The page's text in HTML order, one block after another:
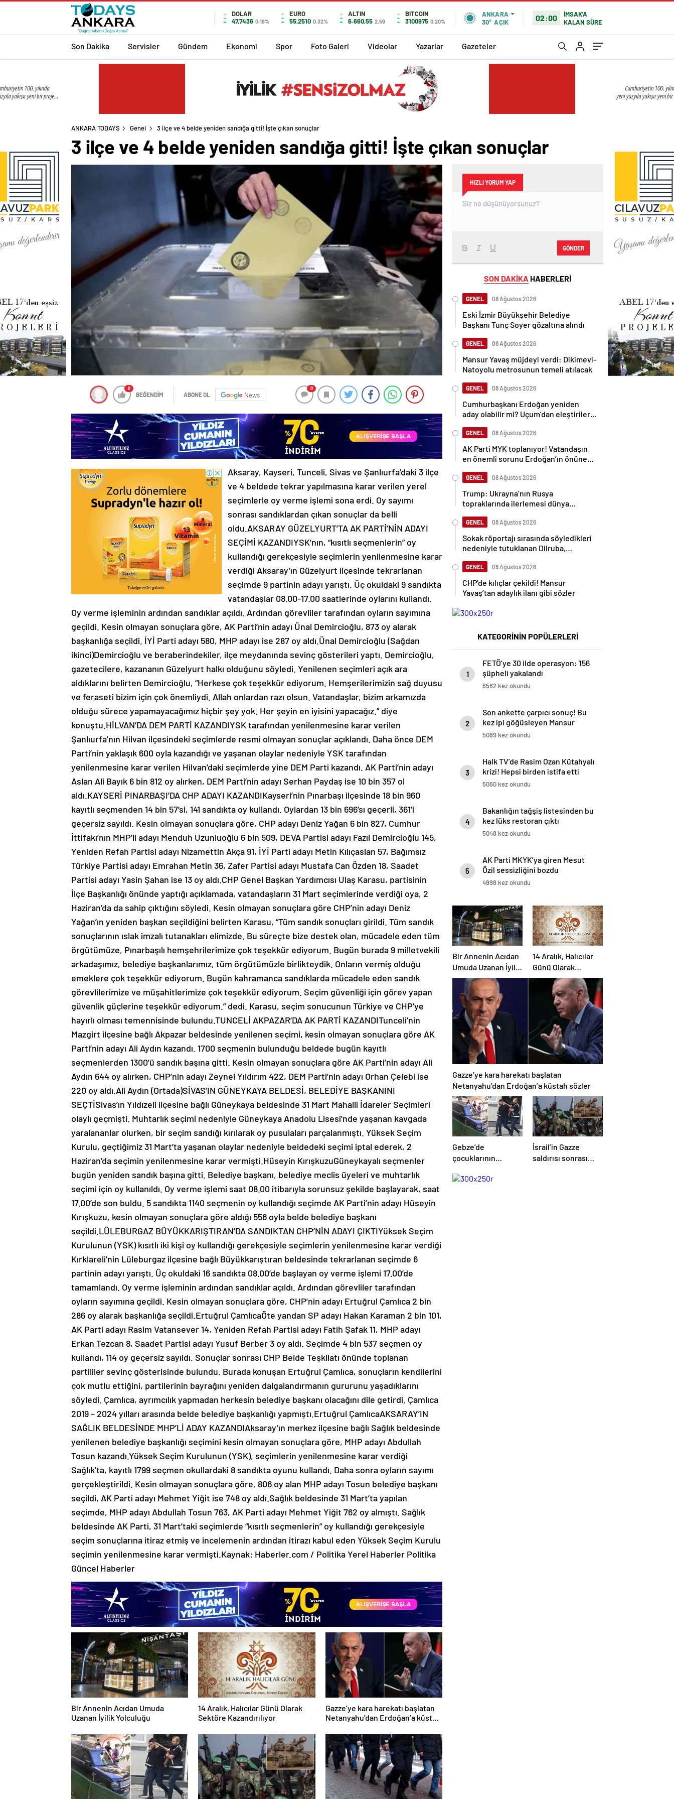
DOLAR
47,7436 0.18%
EURO
55,2510 0.32%
ALTIN
6.660,55 2,59
BITCOIN
3100975 0,20%
ANKARA
30° AÇIK 02:00
İMSAK'A
KALAN SÜRE
Son Dakika Servisler Gündem Ekonomi Spor Foto Galeri Videolar Yazarlar Gazeteler
ANKARA TODAYS Genel 3 ilçe ve 4 belde yeniden sandığa gitti! İşte çıkan sonuçlar
3 ilçe ve 4 belde yeniden sandığa gitti! İşte çıkan sonuçlar
0
BEĞENDİM ABONE OL News
0
Aksaray, Kayseri, Tunceli, Sivas ve Şanlıurfa’daki 3 ilçe
ve 4 beldede tekrar yapılmasına karar verilen yerel
seçimlerle oy verme işlemi sona erdi. Oy sayımı
sonrası sandıklardan çıkan sonuçlar da belli
oldu.AKSARAY GÜZELYURT’TA AK PARTİ’NİN ADAYI
SEÇİMİ KAZANDIYSK’nın, “kısıtlı seçmenlerin” oy
kullandığı gerekçesiyle seçimlerin yenilenmesine karar
verdiği Aksaray’ın Güzelyurt ilçesinde tekrarlanan
seçimde 9 partinin adayı yarıştı. Üç okuldaki 9 sandıkta
vatandaşlar 08.00-17.00 saatlerinde oylarını kullandı.
Oy verme işleminin ardından sandıklar açıldı. Ardından görevliler tarafından oyların sayımına
geçildi. Kesin olmayan sonuçlara göre, AK Parti’nin adayı Ünal Demircioğlu, 873 oy alarak
başkanlığa seçildi. İYİ Parti adayı 580, MHP adayı ise 287 oy aldı.Ünal Demircioğlu (Sağdan
ikinci)Demircioğlu ve beraberindekiler, ilçe meydanında sevinç gösterileri yaptı. Demircioğlu,
gazetecilere, kazananın Güzelyurt halkı olduğunu söyledi. Yenilenen seçimleri açık ara
aldıklarını belirten Demircioğlu, “Herkese çok teşekkür ediyorum. Hemşerilerimizin sağ duyusu
ve feraseti bizim için çok önemliydi. Allah onlardan razı olsun. Vatandaşlar, bizim arkamızda
olduğu sürece yapamayacağımız hiçbir şey yok. Her şeyin en iyisini yapacağız.” diye
konuştu.HİLVAN’DA DEM PARTİ KAZANDIYSK tarafından yenilenmesine karar verilen
Şanlıurfa’nın Hilvan ilçesindeki seçimlerde resmi olmayan sonuçlar açıklandı. Daha önce DEM
Parti’nin yaklaşık 600 oyla kazandığı ve yaşanan olaylar nedeniyle YSK tarafından
yenilenmesine karar verilen Hilvan’daki seçimlerde yine DEM Parti kazandı. AK Parti’nin adayı
Aslan Ali Bayık 6 bin 812 oy alırken, DEM Parti’nin adayı Serhan Paydaş ise 10 bin 357 ol
aldı.KAYSERİ PINARBAŞI’DA CHP ADAYI KAZANDIKayseri’nin Pınarbaşı ilçesinde 18 bin 960
kayıtlı seçmenden 14 bin 57’si, 141 sandıkta oy kullandı. Oylardan 13 bin 696’sı geçerli, 361’i
geçersiz sayıldı. Kesin olmayan sonuçlara göre, CHP adayı Deniz Yağan 6 bin 827, Cumhur
İttifakı’nın MHP’li adayı Menduh Uzunluoğlu 6 bin 509, DEVA Partisi adayı Fazıl Demircioğlu 145,
Yeniden Refah Partisi adayı Nizamettin Akça 91, İYİ Parti adayı Metin Kılıçaslan 57, Bağımsız
Türkiye Partisi adayı Emrahan Metin 36, Zafer Partisi adayı Mustafa Can Özden 18, Saadet
Partisi adayı Yasin Şahan ise 13 oy aldı.CHP Genel Başkan Yardımcısı Ulaş Karasu, partisinin
İlçe Başkanlığı önünde yaptığı açıklamada, vatandaşların 31 Mart seçimlerinde verdiği oya, 2
Haziran’da da sahip çıktığını söyledi. Kesin olmayan sonuçlara göre CHP’nin adayı Deniz
Yağan’ın yeniden başkan seçildiğini belirten Karasu, “Tüm sandık sonuçları girildi. Tüm sandık
sonuçlarının ıslak imzalı tutanakları elimizde. Bu süreçte bize destek olan, mücadele eden tüm
örgütümüze, Pınarbaşılı hemşehrilerimize çok teşekkür ediyorum. Bugün burada 9 milletvekili
arkadaşımız, belediye başkanlarımız, tüm örgütümüzle birlikteydik. Onların vermiş olduğu
emeklere çok teşekkür ediyorum. Bugün kahramanca sandıklarda mücadele eden sandık
görevlilerimize ve müşahitlerimize çok teşekkür ediyorum. Seçim güvenliği için görev yapan
güvenlik güçlerine teşekkür ediyorum.” dedi. Karasu, seçim sonucunun Türkiye ve CHP’ye
hayırlı olması temennisinde bulundu.TUNCELİ AKPAZAR’DA AK PARTİ KAZANDITunceli’nin
Mazgirt ilçesine bağlı Akpazar beldesinde yenilenen seçimi, kesin olmayan sonuçlara göre AK
Parti’nin adayı Ali Aydın kazandı. 1700 seçmenin bulunduğu beldede bugün kayıtlı
seçmenlerden 1300’ü sandık başına gitti. Kesin olmayan sonuçlara göre AK Parti’nin adayı Ali
Aydın 644 oy alırken, CHP’nin adayı Zeynel Yıldırım 422, DEM Parti’nin adayı Orhan Çelebi ise
220 oy aldı.Ali Aydın (Ortada)SİVAS’IN GÜNEYKAYA BELDESİ, BELEDİYE BAŞKANINI
SEÇTİSivas’ın Yıldızeli ilçesine bağlı Güneykaya beldesinde 31 Mart Mahalli İdareler Seçimleri
olaylı geçmişti. Muhtarlık seçimi nedeniyle Güneykaya Anadolu Lisesi’nde yaşanan kavgada
yaralananlar olurken, bir seçim sandığı kırılarak oy pusulaları parçalanmıştı. Yüksek Seçim
Kurulu, geçtiğimiz 31 Mart’ta yaşanan olaylar nedeniyle beldedeki seçimi iptal ederek, 2
Haziran’da seçimin yenilenmesine karar vermişti.Hüseyin KırışkuzuGüneykayalı seçmenler
bugün yeniden sandık başına gitti. Belediye başkanı, belediye meclis üyeleri ve muhtarlık
seçimi için oy kullanıldı. Oy verme işlemi saat 08.00 itibarıyla sorunsuz şekilde başlayarak, saat
17.00’de son buldu. 5 sandıkta 1140 seçmenin oy kullandığı seçimde AK Parti’nin adayı Hüseyin
Kırışkuzu, kesin olmayan sonuçlara göre aldığı 556 oyla belde belediye başkanı
seçildi.LÜLEBURGAZ BÜYÜKKARIŞTIRAN’DA SANDIKTAN CHP’NİN ADAYI ÇIKTIYüksek Seçim
Kurulunun (YSK) kısıtlı iki kişi oy kullandığı gerekçesiyle seçimlerin yenilenmesine karar verdiği
Kırklareli’nin Lüleburgaz ilçesine bağlı Büyükkarıştıran beldesinde tekrarlanan seçimde 6
partinin adayı yarıştı. Üç okuldaki 16 sandıkta 08.00’de başlayan oy verme işlemi 17.00’de
tamamlandı. Oy verme işleminin ardından sandıklar açıldı. Ardından görevliler tarafından
oyların sayımına geçildi. Kesin olmayan sonuçlara göre, CHP’nin adayı Ertuğrul Çamlıca 2 bin
286 oy alarak başkanlığa seçildi.Ertuğrul ÇamlıcaÖte yandan SP adayı Hakan Karaman 2 bin 101,
AK Parti adayı Rasim Vatansever 14, Yeniden Refah Partisi adayı Fatih Şafak 11, MHP adayı
Erkan Tezcan 8, Saadet Partisi adayı Yusuf Berber 3 oy aldı. Seçimde 4 bin 537 seçmen oy
kullandı, 114 oy geçersiz sayıldı. Sonuçlar sonrası CHP Belde Teşkilatı önünde toplanan
partililer sevinç gösterisinde bulundu. Burada konuşan Ertuğrul Çamlıca, sonuçların kendilerini
çok mutlu ettiğini, partilerinin bayrağını yeniden dalgalandırmanın gururunu yaşadıklarını
söyledi. Çamlıca, ayrımcılık yapmadan herkesin belediye başkanı olacağını dile getirdi. Çamlıca
2019 – 2024 yılları arasında belde belediye başkanlığı yapmıştı.Ertuğrul ÇamlıcaAKSARAY’IN
SAĞLIK BELDESİNDE MHP’Lİ ADAY KAZANDIAksaray’ın merkez ilçesine bağlı Sağlık beldesinde
yenilenen belediye başkanlığı seçimini kesin olmayan sonuçlara göre, MHP adayı Abdullah
Tosun kazandı.Yüksek Seçim Kurulunun (YSK), seçimlerin yenilenmesine karar verdiği
Sağlık’ta, kayıtlı 1799 seçmen okullardaki 8 sandıkta oyunu kullandı. Daha sonra oyların sayımı
gerçekleştirildi. Kesin olmayan sonuçlara göre, 806 oy alan MHP adayı Tosun belediye başkanı
seçildi, AK Parti adayı Mehmet Yiğit ise 748 oy aldı.Sağlık beldesinde 31 Mart’ta yapılan
seçimde, MHP adayı Abdullah Tosun 763, AK Parti adayı Mehmet Yiğit 762 oy almıştı. Sağlık
beldesinde AK Parti, 31 Mart’taki seçimlerde “kısıtlı seçmenlerin” oy kullandığı gerekçesiyle
seçim sonuçlarına itiraz etmiş ve incelemenin ardından itirazı kabul eden Yüksek Seçim Kurulu
seçimin yenilenmesine karar vermişti.Kaynak: Haberler.com / Politika Yerel Haberler Politika
Güncel Haberler
Bir Annenin Acıdan Umuda
Uzanan İyilik Yolculuğu
14 Aralık, Halıcılar Günü Olarak
Sektöre Kazandırılıyor
Gazze’ye kara harekatı başlatan
Netanyahu’dan Erdoğan’a küstah
HIZLI YORUM YAP
GÖNDER
SON DAKİKA HABERLERİ
GENEL 08 Ağustos 2026
Eski İzmir Büyükşehir Belediye
Başkanı Tunç Soyer gözaltına alındı
GENEL 08 Ağustos 2026
Mansur Yavaş müjdeyi verdi: Dikimevi-
Natoyolu metrosunun temeli atılacak
GENEL 08 Ağustos 2026
Cumhurbaşkanı Erdoğan yeniden
aday olabilir mi? Uçum’dan eleştirilere
GENEL 08 Ağustos 2026
AK Parti MYK toplanıyor! Vatandaşın
en önemli sorunu Erdoğan’ın önüne
GENEL 08 Ağustos 2026
Trump: Ukrayna’nın Rusya
topraklarında ilerlemesi dünya
GENEL 08 Ağustos 2026
Sokak röportajı sırasında söyledikleri
nedeniyle tutuklanan Dilruba,
GENEL 08 Ağustos 2026
CHP’de kılıçlar çekildi! Mansur
Yavaş’tan adaylık ilanı gibi sözler
KATEGORİNİN POPÜLERLERİ
1
FETÖ’ye 30 ilde operasyon: 156
şüpheli yakalandı
6582 kez okundu
2
Son ankette çarpıcı sonuç! Bu
kez ipi göğüsleyen Mansur
Yavaş oldu
5089 kez okundu
3
Halk TV’de Rasim Ozan Kütahyalı
krizi! Hepsi birden istifa etti
5060 kez okundu
4
Bakanlığın tağşiş listesinden bu
kez lüks restoran çıktı
5048 kez okundu
5
AK Parti MKYK’ya giren Mesut
Özil sessizliğini bozdu
4998 kez okundu
Bir Annenin Acıdan
Umuda Uzanan İyilik
Yolculuğu
14 Aralık, Halıcılar
Günü Olarak
Sektöre
Kazandırılıyor
Gazze’ye kara harekatı başlatan
Netanyahu’dan Erdoğan’a küstah sözler
Gebze’de
çocuklarının
tokat atan sürücü
İsrail’in Gazze
saldırısı sonrası